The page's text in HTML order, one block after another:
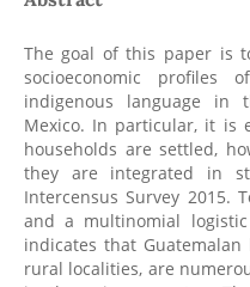
The goal of this paper is
socioeconomic profiles
indigenous language in
Mexico. In particular, it is
households are settled,
they are integrated in
Intercensus Survey 2015.
and a multinomial
indicates that
rural localities, are